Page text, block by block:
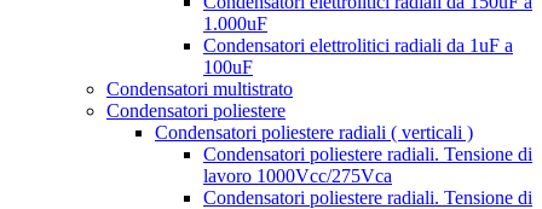
1.000uF
Condensatori elettrolitici radiali da 1uF a
100uF
Condensatori multistrato
Condensatori poliestere
Condensatori poliestere radiali ( verticali )
Condensatori poliestere radiali. Tensione di
lavoro 1000Vcc/275Vca
Condensatori poliestere radiali. Tensione di